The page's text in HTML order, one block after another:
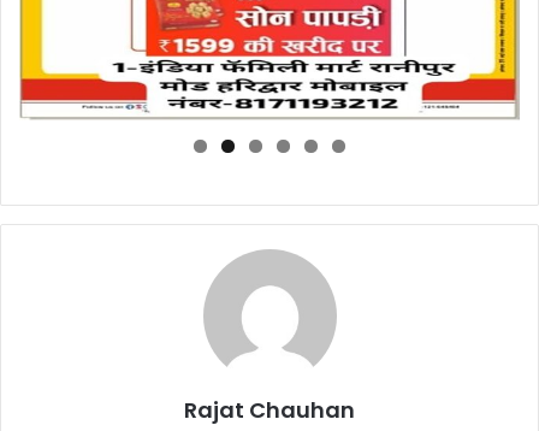
Rajat Chauhan